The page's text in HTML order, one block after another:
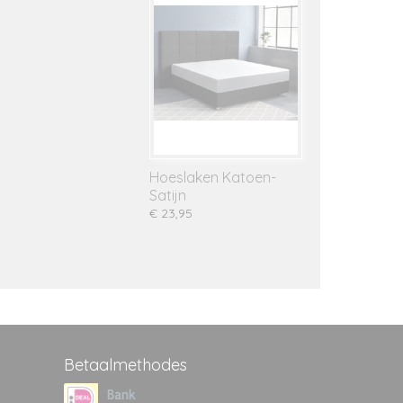
Hoeslaken Katoen-
Satijn
€ 23,95
Betaalmethodes